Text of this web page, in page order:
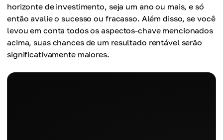
horizonte de investimento, seja um ano ou mais, e só
então avalie o sucesso ou fracasso. Além disso, se você
levou em conta todos os aspectos-chave mencionados
acima, suas chances de um resultado rentável serão
significativamente maiores.